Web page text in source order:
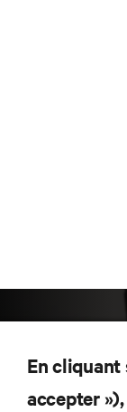
En cliquant
accepter